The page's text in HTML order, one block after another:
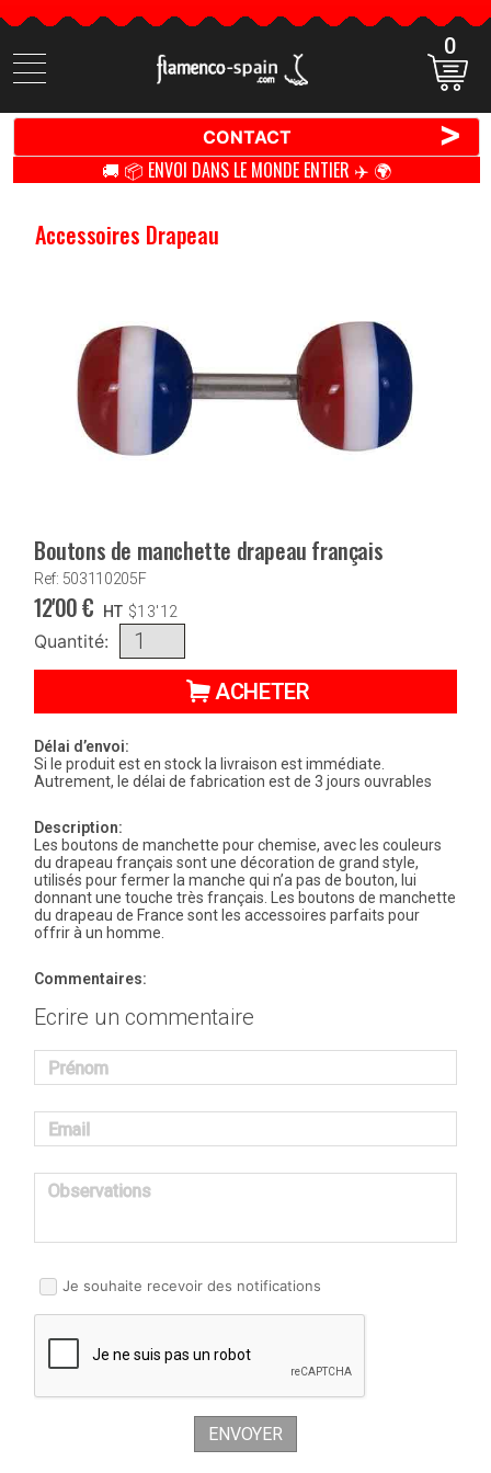
Cherchez
des
0
CONTACT >
🚚 📦 ENVOI DANS LE MONDE ENTIER ✈️ 🌍
Accessoires Drapeau
Boutons de manchette drapeau français
Ref: 503110205F
12'00€ HT $13'12
Quantité:
ACHETER
Délai d’envoi:
Si le produit est en stock la livraison est immédiate.
Autrement, le délai de fabrication est de 3 jours ouvrables
Description:
Les boutons de manchette pour chemise, avec les couleurs
du drapeau français sont une décoration de grand style,
utilisés pour fermer la manche qui n’a pas de bouton, lui
donnant une touche très français. Les boutons de manchette
du drapeau de France sont les accessoires parfaits pour
offrir à un homme.
Commentaires:
Ecrire un commentaire
Prénom
Email
Observations
Je souhaite recevoir des notifications
ENVOYER